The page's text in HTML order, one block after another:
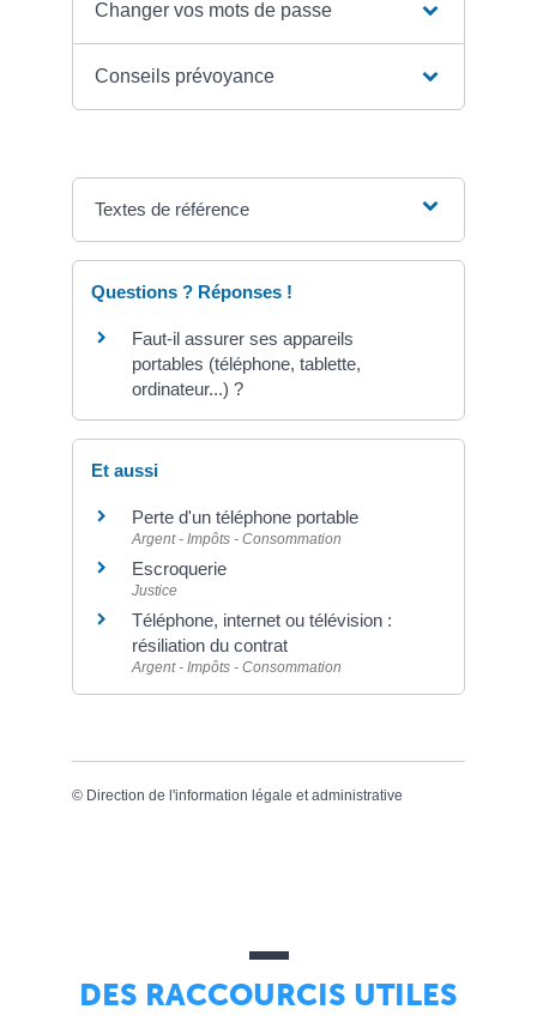
Changer vos mots de passe
Conseils prévoyance
Textes de référence
Questions ? Réponses !
Faut-il assurer ses appareils
portables (téléphone, tablette,
ordinateur...) ?
Et aussi
Perte d'un téléphone portable
Argent - Impôts - Consommation
Escroquerie
Justice
Téléphone, internet ou télévision :
résiliation du contrat
Argent - Impôts - Consommation
© Direction de l'information légale et administrative
DES RACCOURCIS UTILES